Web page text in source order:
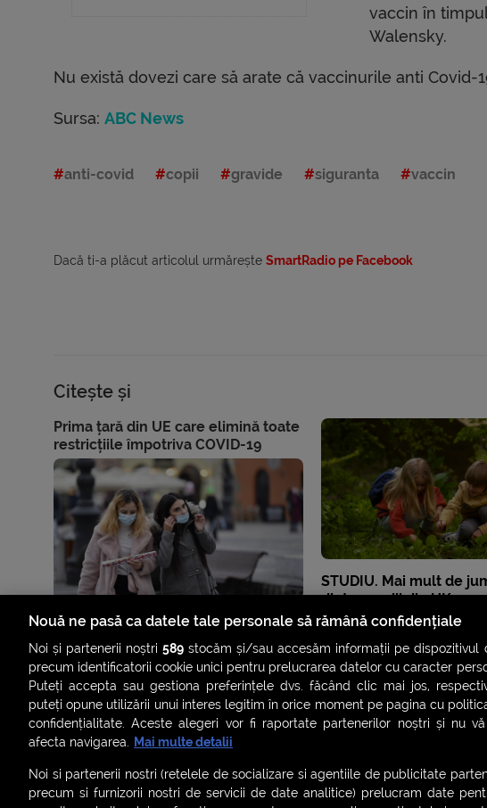
vaccin în
Walensky.
Nu există dovezi care să arate că vaccinurile anti Covid-
Sursa: ABC News
anti-covid copii gravide siguranta vaccin
Dacă ti-a plăcut articolul urmărește SmartRadio pe Facebook
Citește și
Prima țară din UE care elimină toate
restricțiile împotriva COVID-19
STUDIU. Mai mult de
dintre copiii din UK vor
mult în natură
Nouă ne pasă ca datele tale personale să rămână confidențiale
Noi și partenerii noștri589 stocăm și/sau accesăm informații pe dispozitivul
precum identificatorii cookie unici pentru prelucrarea datelor cu caracter
Puteți accepta sau gestiona preferințele dvs. făcând clic mai jos,
puteți opune utilizării unui interes legitim în orice moment pe pagina cu
confidențialitate. Aceste alegeri vor fi raportate partenerilor noștri și nu
afecta navigarea. Mai multe detalii
Noi si partenerii nostri (retelele de socializare si agentiile de publicitate
precum si furnizorii nostri de servicii de date analitice) prelucram date